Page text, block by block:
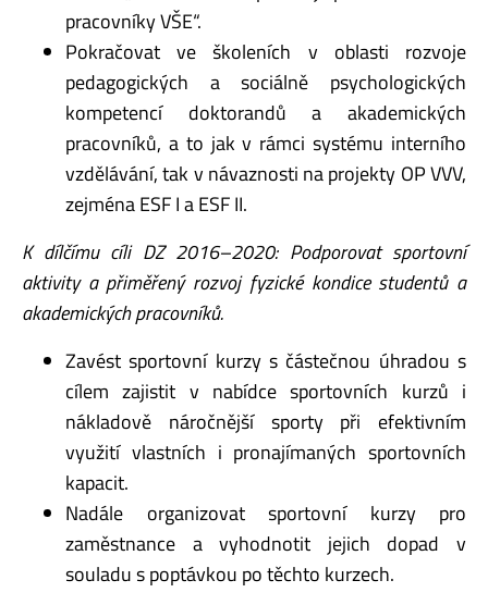
pracovníky VŠE“.
Pokračovat ve školeních v oblasti rozvoje
pedagogických a sociálně psychologických
kompetencí doktorandů a akademických
pracovníků, a to jak v rámci systému interního
vzdělávání, tak v návaznosti na projekty OP VVV,
zejména ESF I a ESF II.
K dílčímu cíli DZ 2016–2020: Podporovat sportovní
aktivity a přiměřený rozvoj fyzické kondice studentů a
akademických pracovníků.
Zavést sportovní kurzy s částečnou úhradou s
cílem zajistit v nabídce sportovních kurzů i
nákladově náročnější sporty při efektivním
využití vlastních i pronajímaných sportovních
kapacit.
Nadále organizovat sportovní kurzy pro
zaměstnance a vyhodnotit jejich dopad v
souladu s poptávkou po těchto kurzech.